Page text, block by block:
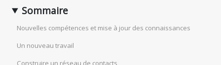
Sommaire
Nouvelles compétences et mise à jour des connaissances
Un nouveau travail
Construire un réseau de contacts